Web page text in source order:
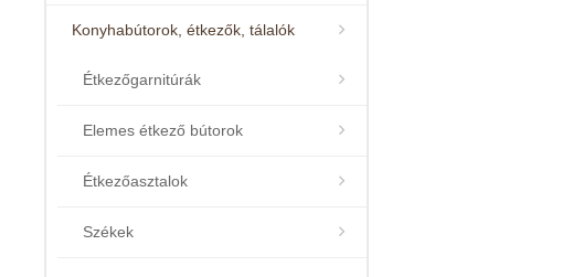
Konyhabútorok, étkezők, tálalók
Étkezőgarnitúrák
Elemes étkező bútorok
Étkezőasztalok
Székek